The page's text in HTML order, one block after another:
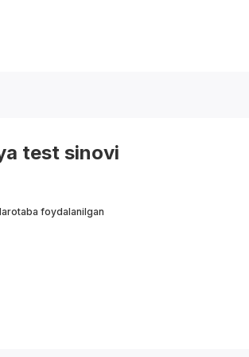
test sinovi
foydalanilgan